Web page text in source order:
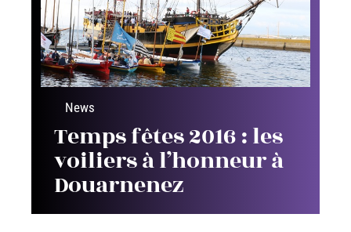
News
Temps fêtes 2016 : les
voiliers à l’honneur à
Douarnenez